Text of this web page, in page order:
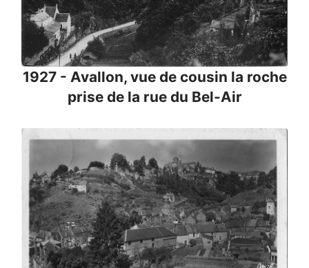
1927 - Avallon, vue de cousin la roche
prise de la rue du Bel-Air